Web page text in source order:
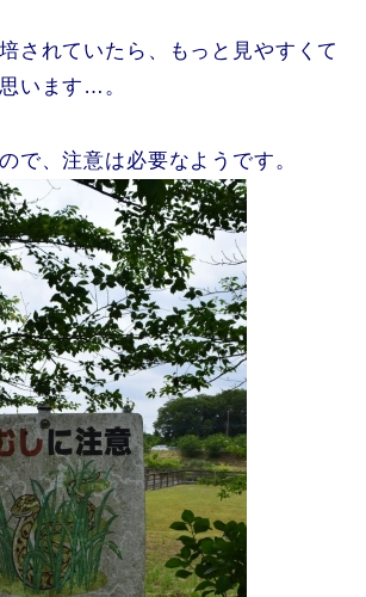
されていたら、もっと見やすくて
います…。
で、注意は必要なようです。